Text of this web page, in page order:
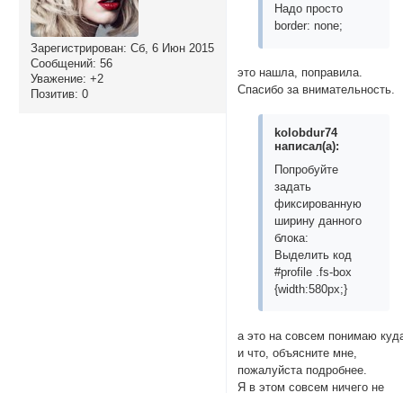
Зарегистрирован: Сб, 6 Июн 2015
Сообщений: 56
Уважение: +2
Позитив: 0
Надо просто
border: none;
это нашла, поправила.
Спасибо за внимательность.
kolobdur74
написал(а):
Попробуйте
задать
фиксированную
ширину данного
блока:
Выделить код
#profile .fs-box
{width:580px;}
а это на совсем понимаю
и что, объясните мне,
пожалуйста подробнее.
Я в этом совсем ничего не